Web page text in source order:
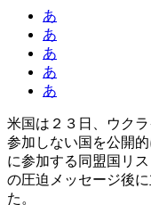
あ
あ
あ
あ
あ
米国は２３日、ウク
参加しない国を公開
に参加する同盟国リ
の圧迫メッセージ後
た。